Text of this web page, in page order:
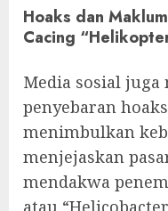
Hoaks dan
Cacing
Media sosial
penyebaran
menimbulkan
menjejaskan
mendakwa
atau